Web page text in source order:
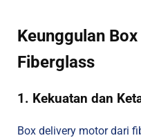
Keunggulan
Fiberglass
1. Kekuatan dan
Box delivery motor dari